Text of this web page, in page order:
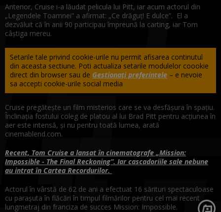
Anterior, Cruise i-a lăudat pelicula lui Pitt, iar acum actorul din
„Legendele Toamnei” a afirmat: „Ce drăguț! E dulce”. El a
dezvăluit că în anii 90 participau împreună la carting, iar Tom
câștiga mereu.
Setarile tale privind cookie-urile nu permit afisarea continutul
din aceasta sectiune. Poti actualiza setarile modulelor coookie
direct din browser sau de Gestionați preferințele – e nevoie
sa accepti cookie-urile social media
Cruise pregătește un film misterios care se va desfășura în spațiu.
Înclinația fostului coleg de platou al lui Brad Pitt pentru acțiunea în
aer este intensă, și nu pentru toată lumea, arată
cinemablend.com.
Recent, Tom Cruise a lansat în cinematografe „Mission:
Impossible - The Final Reckoning”. Iar cascadoriile sale nebune
au intrat în Cartea Recordurilor.
Actorul în vârstă de 62 de ani a efectuat 16 sărituri spectaculoase
cu parașuta în flăcări în timpul filmărilor pentru cel mai recent
lungmetraj din franciza de succes Mission: Impossible.